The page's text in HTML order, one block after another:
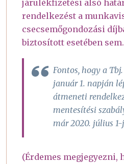
járulékfizetési alsó
rendelkezést a
csecsemőgondozási
biztosított esetében sem.
Fontos, hogy a
január 1. napján
átmeneti
mentesítési
már 2020. július
(Érdemes megjegyezni,